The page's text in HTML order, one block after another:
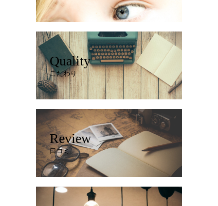
Quality
こだわり
Review
口コミ